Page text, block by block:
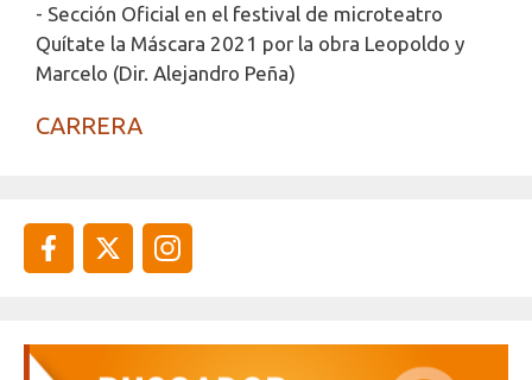
- Sección Oficial en el festival de microteatro
Quítate la Máscara 2021 por la obra Leopoldo y
Marcelo (Dir. Alejandro Peña)
CARRERA